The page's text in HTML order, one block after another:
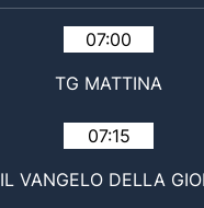
07:00
TG MATTINA
07:15
IL VANGELO DELLA